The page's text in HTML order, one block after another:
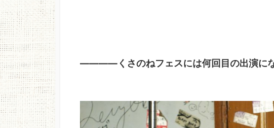
――――くさのねフェスには何回目の出演に